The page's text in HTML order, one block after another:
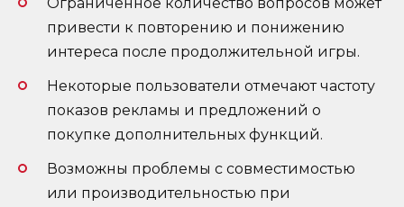
привести к повторению и понижению
интереса после продолжительной игры.
Некоторые пользователи отмечают частоту
показов рекламы и предложений о
покупке дополнительных функций.
Возможны проблемы с совместимостью
или производительностью при